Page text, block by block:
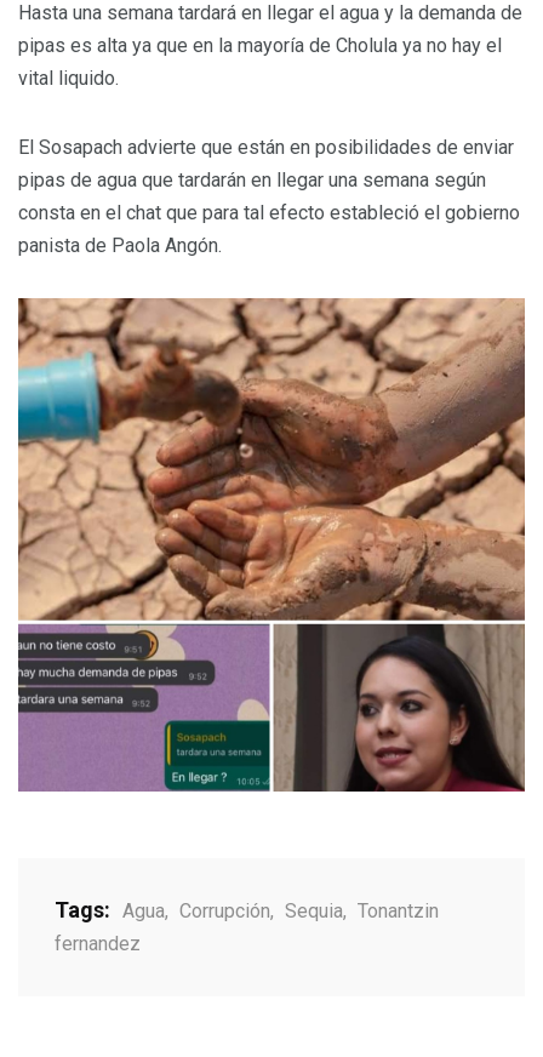
Hasta una semana tardará en llegar el agua y la demanda de
pipas es alta ya que en la mayoría de Cholula ya no hay el
vital liquido.
El Sosapach advierte que están en posibilidades de enviar
pipas de agua que tardarán en llegar una semana según
consta en el chat que para tal efecto estableció el gobierno
panista de Paola Angón.
Tags: Agua, Corrupción, Sequia, Tonantzin
fernandez